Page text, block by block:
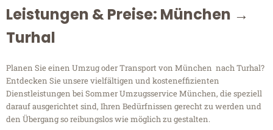
Leistungen & Preise: München →
Turhal
Planen Sie einen Umzug oder Transport von München nach Turhal?
Entdecken Sie unsere vielfältigen und kosteneffizienten
Dienstleistungen bei Sommer Umzugsservice München, die speziell
darauf ausgerichtet sind, Ihren Bedürfnissen gerecht zu werden und
den Übergang so reibungslos wie möglich zu gestalten.